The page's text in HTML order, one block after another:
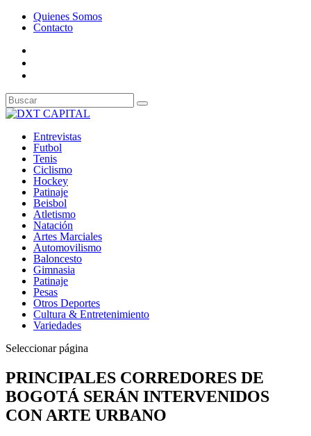
Quienes Somos
Contacto
Entrevistas
Futbol
Tenis
Ciclismo
Hockey
Patinaje
Beisbol
Atletismo
Natación
Artes Marciales
Automovilismo
Baloncesto
Gimnasia
Patinaje
Pesas
Otros Deportes
Cultura & Entretenimiento
Variedades
Seleccionar página
PRINCIPALES CORREDORES DE
BOGOTÁ SERÁN INTERVENIDOS
CON ARTE URBANO